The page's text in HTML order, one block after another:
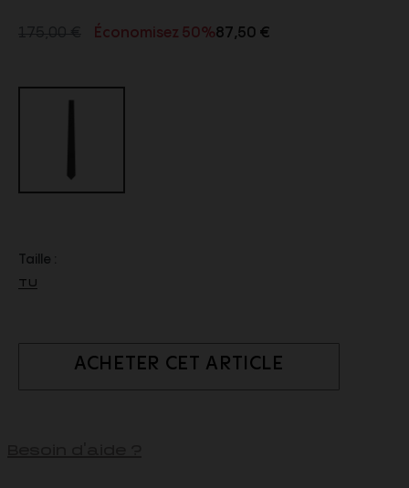
Économisez 50%87,50 €
Taille :
TU
ACHETER CET ARTICLE